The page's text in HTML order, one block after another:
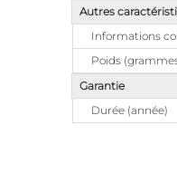
Autres
Informations
Poids
Garantie
Durée (année)